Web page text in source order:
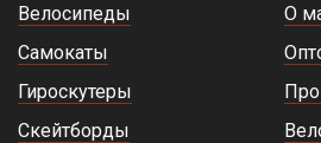
Велосипеды
Самокаты
Гироскутеры
Скейтборды
О